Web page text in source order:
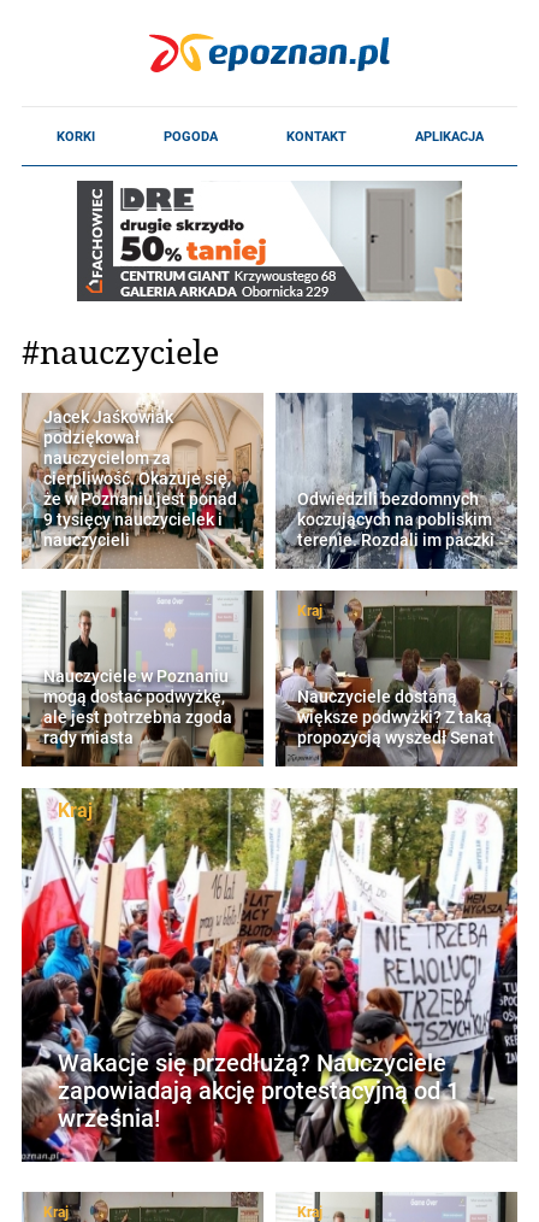
#nauczyciele
Jacek Jaśkowiak
podziękował
nauczycielom za
cierpliwość. Okazuje się,
że w Poznaniu jest ponad
9 tysięcy nauczycielek i
nauczycieli
Odwiedzili bezdomnych
koczujących na pobliskim
terenie. Rozdali im paczki
Nauczyciele w Poznaniu
mogą dostać podwyżkę,
ale jest potrzebna zgoda
rady miasta
Kraj
Nauczyciele dostaną
większe podwyżki? Z taką
propozycją wyszedł Senat
Kraj
Wakacje się przedłużą? Nauczyciele
zapowiadają akcję protestacyjną od 1
września!
Kraj Kraj